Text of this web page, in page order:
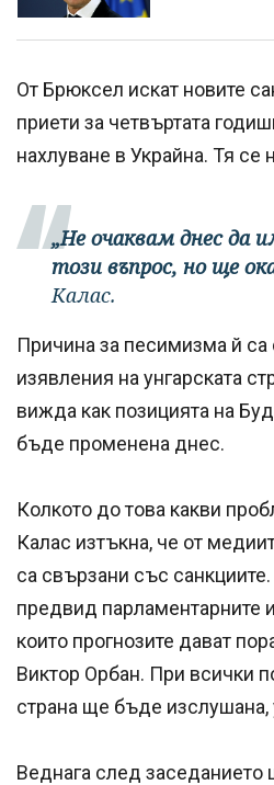
От Брюксел искат новите
приети за четвъртата
нахлуване в Украйна. Тя се
„Не очаквам днес да
този въпрос, но ще
Калас.
Причина за песимизма й са
изявления на унгарската
вижда как позицията на
бъде променена днес.
Колкото до това какви
Калас изтъкна, че от
са свързани със
предвид парламентарните
които прогнозите дават
Виктор Орбан. При всички
страна ще бъде изслушана,
Веднага след заседанието